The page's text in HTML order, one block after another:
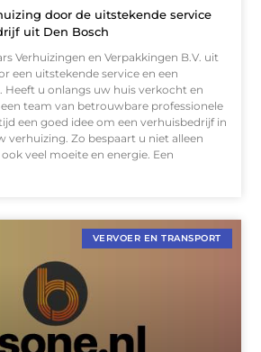
door de uitstekende service
uit Den Bosch
Verhuizingen en Verpakkingen B.V. uit
een uitstekende service en een
Heeft u onlangs uw huis verkocht en
team van betrouwbare professionele
een goed idee om een verhuisbedrijf in
verhuizing. Zo bespaart u niet alleen
veel moeite en energie. Een
VERVOER EN TRANSPORT